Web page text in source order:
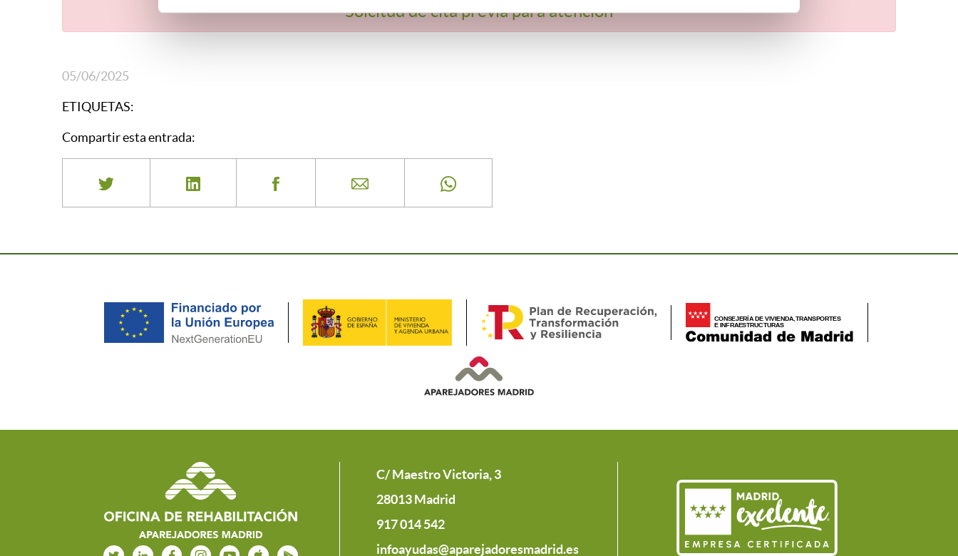
Solcitud de cita previa para atención
05/06/2025
ETIQUETAS:
Compartir esta entrada:
C/ Maestro Victoria, 3
28013 Madrid
917 014 542
infoayudas@aparejadoresmadrid.es